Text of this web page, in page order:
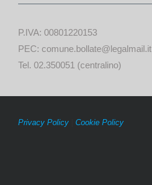
P.IVA: 00801220153
PEC: comune.bollate@legalmail.it
Tel. 02.350051 (centralino)
Privacy Policy| Cookie Policy